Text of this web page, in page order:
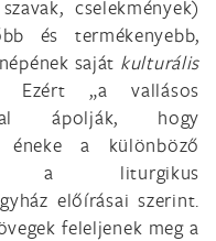
cselekmények)
és termékenyebb,
saját kulturális
Ezért „a vallásos
ápolják, hogy
éneke a különböző
a liturgikus
előírásai szerint.
feleljenek meg a